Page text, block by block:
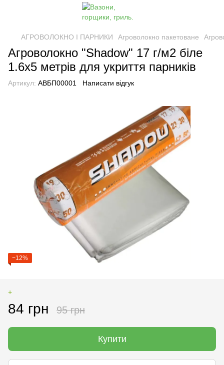
АГРОВОЛОКНО І ПАРНИКИ Агроволокно пакетоване
Агроволокно "Shadow" 17 г/м2 біле
1.6х5 метрів для укриття парників
Артикул: АВБП00001 Написати відгук
−12%
+
84 грн 95 грн
Купити